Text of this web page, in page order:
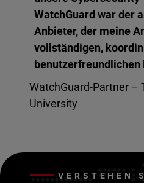
WatchGuard war der
Anbieter, der meine
vollständigen,
benutzerfreundlichen
WatchGuard-Partner –
University
VERSTEHEN